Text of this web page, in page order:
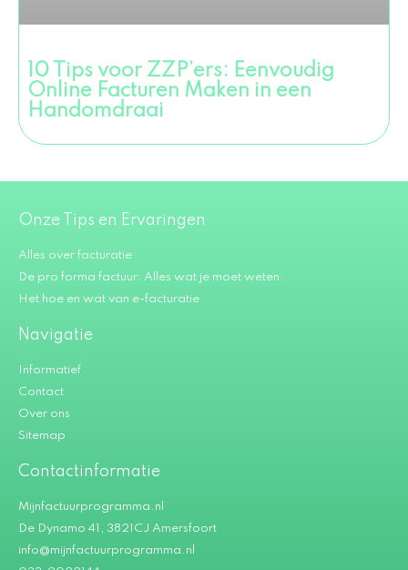
10 Tips voor ZZP’ers: Eenvoudig
Online Facturen Maken in een
Handomdraai
Onze Tips en Ervaringen
Alles over facturatie
De pro forma factuur: Alles wat je moet weten.
Het hoe en wat van e-facturatie
Navigatie
Informatief
Contact
Over ons
Sitemap
Contactinformatie
Mijnfactuurprogramma.nl
De Dynamo 41, 3821CJ Amersfoort
info@mijnfactuurprogramma.nl